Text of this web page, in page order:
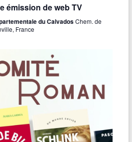
émission de web TV
du CalvadosChem. de
France